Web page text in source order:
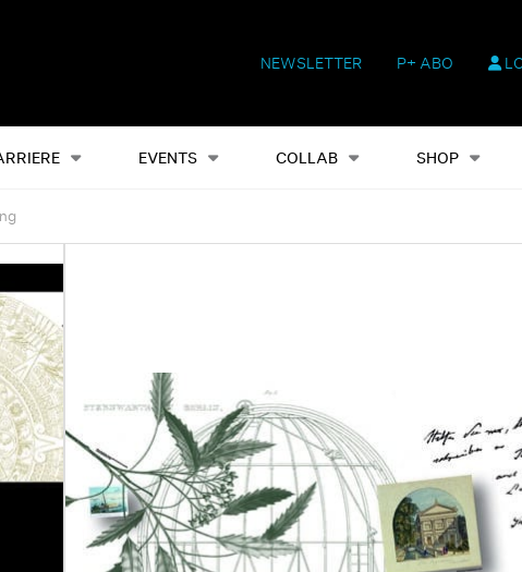
NEWSLETTER P+ ABO
EVENTS COLLAB SHOP
Alles Events Shop Heftausgaben Suchen